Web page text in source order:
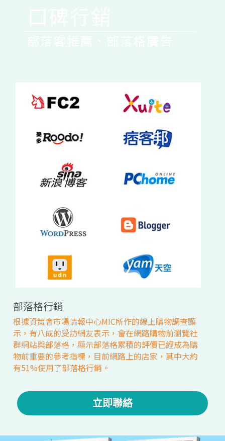
部落格行銷
根據資策會市場情報中心MIC所作的線上購物調查顯
示，有八成的受訪網友表示，會在網路購物前瀏覽社
群網站與部落格，顯示部落格累積的評價已經成為購
物前重要的參考指標，目前網路上的店家，其中大約
有51%使用了部落格行銷。
立即聯絡